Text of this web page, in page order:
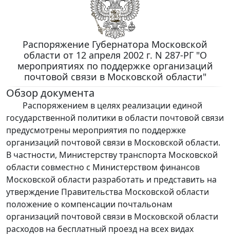
Распоряжение Губернатора Московской
области от 12 апреля 2002 г. N 287-РГ "О
мероприятиях по поддержке организаций
почтовой связи в Московской области"
Обзор документа
Распоряжением в целях реализации единой
государственной политики в области почтовой связи
предусмотрены мероприятия по поддержке
организаций почтовой связи в Московской области.
В частности, Министерству транспорта Московской
области совместно с Министерством финансов
Московской области разработать и представить на
утверждение Правительства Московской области
положение о компенсации почтальонам
организаций почтовой связи в Московской области
расходов на бесплатный проезд на всех видах